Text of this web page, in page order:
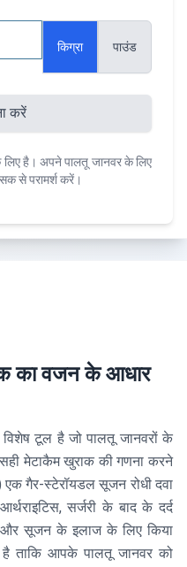
किग्रा पाउंड
करें
लिए है। अपने पालतू जानवर के लिए
से परामर्श करें।
का वजन के आधार
टूल है जो पालतू जानवरों के
मेटाकैम खुराक की गणना करने
गैर-स्टेरॉयडल सूजन रोधी दवा
सर्जरी के बाद के दर्द
और सूजन के इलाज के लिए किया
है ताकि आपके पालतू जानवर को